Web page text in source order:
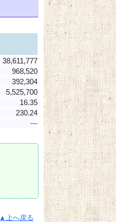
38,611,777
968,520
392,304
5,525,700
16.35
230.24
―
▲上へ戻る